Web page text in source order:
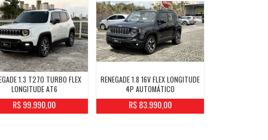
1.3 T270 TURBO FLEX
LONGITUDE AT6
R$ 99.990,00
RENEGADE 1.8 16V FLEX LONGITUDE
4P AUTOMÁTICO
R$ 83.990,00